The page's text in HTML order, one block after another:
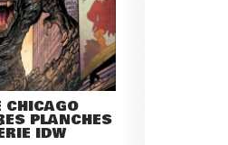
CHICAGO
PLANCHES
IDW